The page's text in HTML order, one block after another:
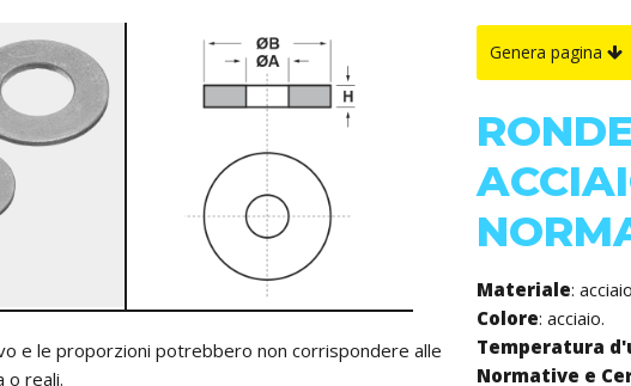
e le proporzioni potrebbero non corrispondere alle
o reali.
Genera pagina
Materiale:
Colore: acciaio.
Temperatura
Normative e